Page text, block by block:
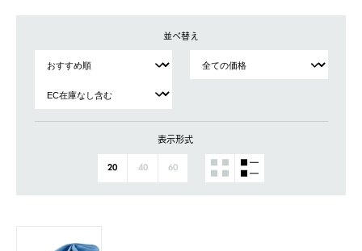
並べ替え
表示形式
20 40 60